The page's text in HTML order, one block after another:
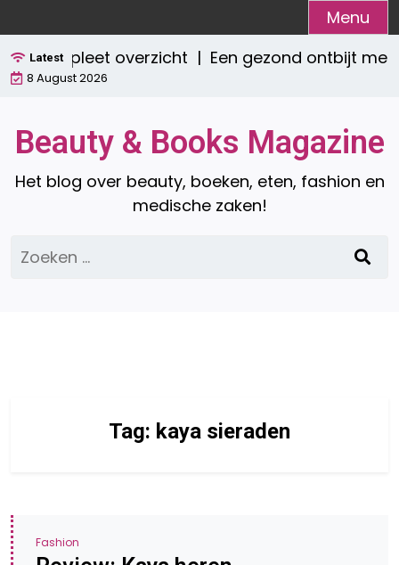
naar
de
inhoud
Menu
Latest
compleet overzicht | Een gezond ontbijt
8 August 2026
Beauty & Books Magazine
Het blog over beauty, boeken, eten, fashion en
medische zaken!
Zoeken
naar:
Tag: kaya sieraden
Fashion